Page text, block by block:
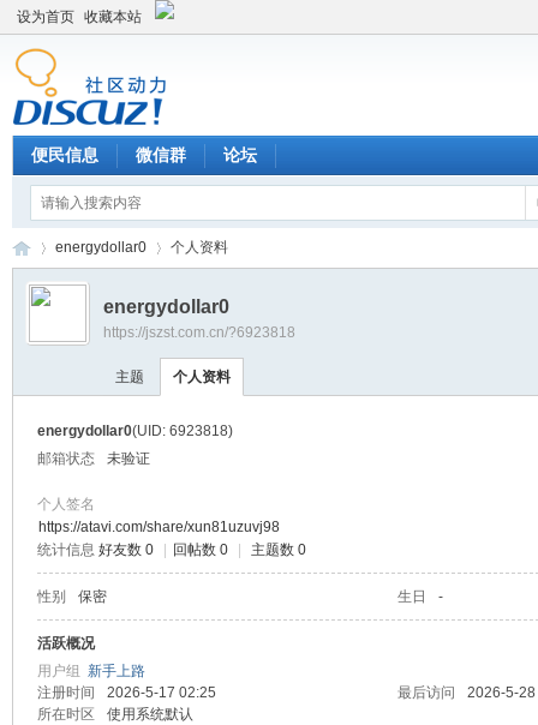
设为首页 收藏本站
便民信息 微信群 论坛
›
energydollar0 个人资料
energydollar0
https://jszst.com.cn/?6923818
主题 个人资料
energydollar0(UID: 6923818)
邮箱状态
未验证
个人签名
https://atavi.com/share/xun81uzuvj98
统计信息 好友数 0 回帖数 0 主题数 0
性别 保密 生日 -
活跃概况
用户组 新手上路
注册时间
2026-5-17 02:25 最后访问
2026-5-
所在时区
使用系统默认